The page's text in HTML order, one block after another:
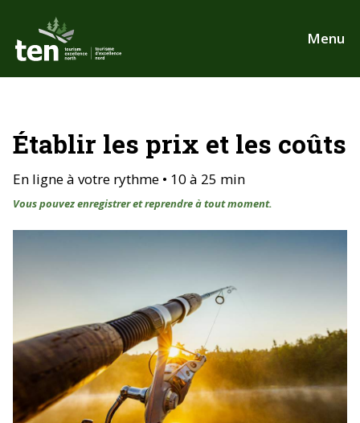
contenu
principal
Menu
Établir les prix et les coûts
En ligne à votre rythme • 10 à 25 min
Vous pouvez enregistrer et reprendre à tout moment.